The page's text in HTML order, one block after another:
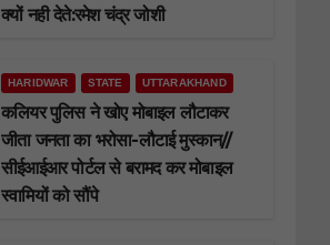
क्यों नही देते:रमेश चंद्र जोशी
HARIDWAR STATE UTTARAKHAND
कलियर पुलिस ने खोए मोबाइल लौटाकर
जीता जनता का भरोसा-लौटाई मुस्कान//
सीईआईआर पोर्टल से बरामद कर मोबाइल
स्वामियों को सौंपे